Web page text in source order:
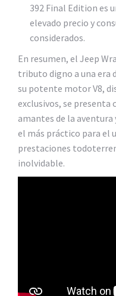
392 Final Edition es
elevado precio y
considerados.
En resumen, el Jeep
tributo digno a una era
su potente motor V8,
exclusivos, se presenta
amantes de la aventura
el más práctico para el
prestaciones
inolvidable.